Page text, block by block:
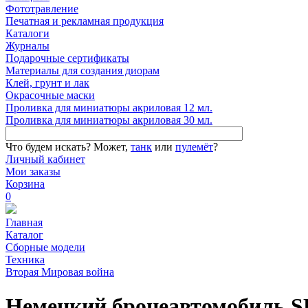
Фототравление
Печатная и рекламная продукция
Каталоги
Журналы
Подарочные сертификаты
Материалы для создания диорам
Клей, грунт и лак
Окрасочные маски
Проливка для миниатюры акриловая 12 мл.
Проливка для миниатюры акриловая 30 мл.
Что будем искать? Может, танк или пулемёт?
Личный кабинет
Мои заказы
Корзина
0
Главная
Каталог
Сборные модели
Техника
Вторая Мировая война